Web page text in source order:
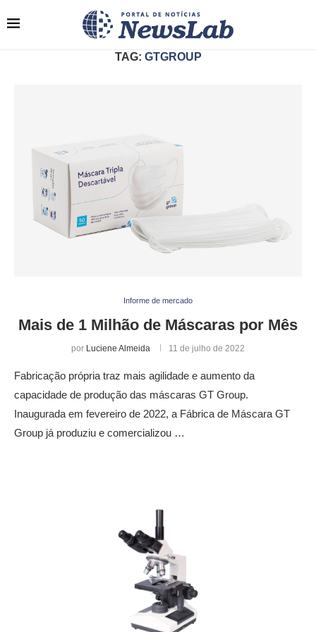
TAG: GTGROUP
Informe de mercado
Mais de 1 Milhão de Máscaras por Mês
por Luciene Almeida 11 de julho de 2022
Fabricação própria traz mais agilidade e aumento da
capacidade de produção das máscaras GT Group.
Inaugurada em fevereiro de 2022, a Fábrica de Máscara GT
Group já produziu e comercializou …